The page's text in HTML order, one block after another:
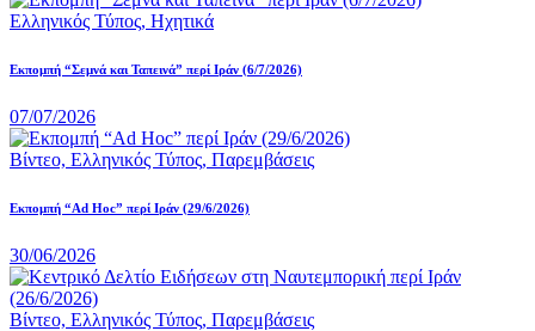
Ελληνικός Τύπος, Ηχητικά
Εκπομπή “Σεμνά και Ταπεινά” περί Ιράν (6/7/2026)
07/07/2026
Βίντεο, Ελληνικός Τύπος, Παρεμβάσεις
Εκπομπή “Ad Hoc” περί Iράν (29/6/2026)
30/06/2026
Βίντεο, Ελληνικός Τύπος, Παρεμβάσεις